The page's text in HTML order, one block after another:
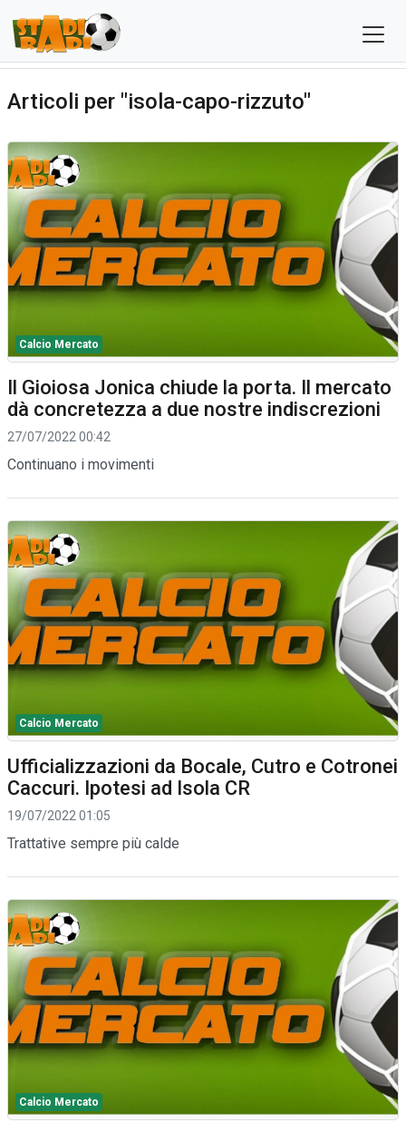
Articoli per "isola-capo-rizzuto"
Calcio Mercato
Il Gioiosa Jonica chiude la porta. Il mercato
dà concretezza a due nostre indiscrezioni
27/07/2022 00:42
Continuano i movimenti
Calcio Mercato
Ufficializzazioni da Bocale, Cutro e Cotronei
Caccuri. Ipotesi ad Isola CR
19/07/2022 01:05
Trattative sempre più calde
Calcio Mercato